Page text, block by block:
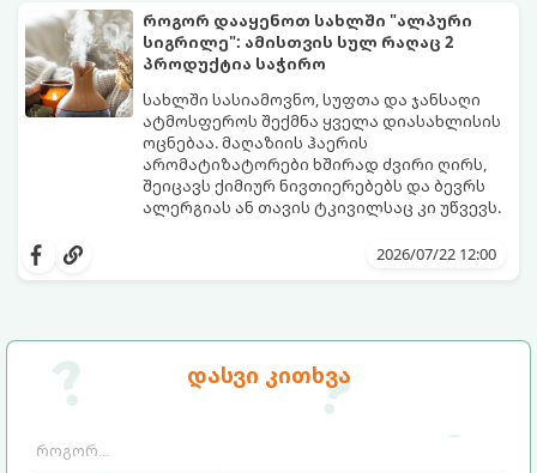
დასვი კითხვა
ლაქების ამოყვანასა და პირვანდელი
სიახლის დაბრუნებას.
როგორ დააყენოთ სახლში "ალპური
სიგრილე": ამისთვის სულ რაღაც 2
პროდუქტია საჭირო
სახლში სასიამოვნო, სუფთა და ჯანსაღი
ატმოსფეროს შექმნა ყველა დიასახლისის
ოცნებაა. მაღაზიის ჰაერის
არომატიზატორები ხშირად ძვირი ღირს,
შეიცავს ქიმიურ ნივთიერებებს და ბევრს
ალერგიას ან თავის ტკივილსაც კი უწვევს.
სიგრილისა“ და სიახლის ეფექტის მიღწევა
ინგრედიენტი დაგჭირდებათ, რომლებიც
2026/07/22 12:00